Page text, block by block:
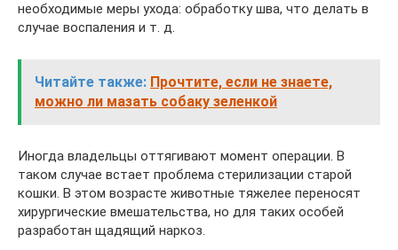
необходимые меры ухода: обработку шва, что делать в
случае воспаления и т. д.
Читайте также: Прочтите, если не знаете,
можно ли мазать собаку зеленкой
Иногда владельцы оттягивают момент операции. В
таком случае встает проблема стерилизации старой
кошки. В этом возрасте животные тяжелее переносят
хирургические вмешательства, но для таких особей
разработан щадящий наркоз.